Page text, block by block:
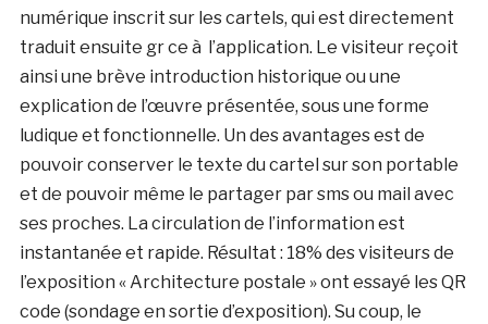
numérique inscrit sur les cartels, qui est directement
traduit ensuite gr ce à l’application. Le visiteur reçoit
ainsi une brève introduction historique ou une
explication de l’œuvre présentée, sous une forme
ludique et fonctionnelle. Un des avantages est de
pouvoir conserver le texte du cartel sur son portable
et de pouvoir même le partager par sms ou mail avec
ses proches. La circulation de l’information est
instantanée et rapide. Résultat : 18% des visiteurs de
l’exposition « Architecture postale » ont essayé les QR
code (sondage en sortie d’exposition). Su coup, le